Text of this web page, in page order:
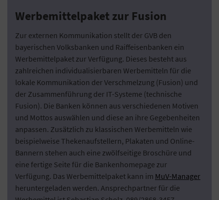
Werbemittelpaket zur Fusion
Zur externen Kommunikation stellt der GVB den
bayerischen Volksbanken und Raiffeisenbanken ein
Werbemittelpaket zur Verfügung. Dieses besteht aus
zahlreichen individualisierbaren Werbemitteln für die
lokale Kommunikation der Verschmelzung (Fusion) und
der Zusammenführung der IT-Systeme (technische
Fusion). Die Banken können aus verschiedenen Motiven
und Mottos auswählen und diese an ihre Gegebenheiten
anpassen. Zusätzlich zu klassischen Werbemitteln wie
beispielweise Thekenaufstellern, Plakaten und Online-
Bannern stehen auch eine zwölfseitige Broschüre und
eine fertige Seite für die Bankenhomepage zur
Verfügung. Das Werbemittelpaket kann im MuV-Manager
heruntergeladen werden. Ansprechpartner für die